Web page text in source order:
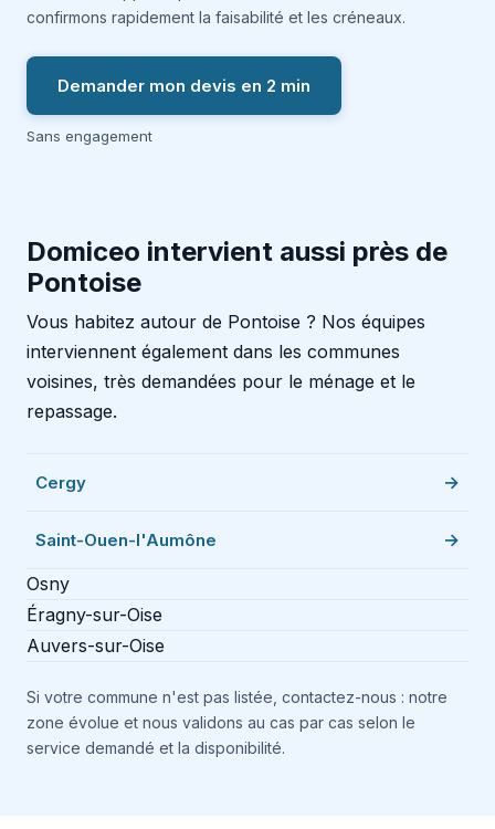
confirmons rapidement la faisabilité et les créneaux.
Demander mon devis en 2 min
Sans engagement
Domiceo intervient aussi près de
Pontoise
Vous habitez autour de Pontoise ? Nos équipes
interviennent également dans les communes
voisines, très demandées pour le ménage et le
repassage.
Cergy
Saint-Ouen-l'Aumône
Osny
Éragny-sur-Oise
Auvers-sur-Oise
Si votre commune n'est pas listée, contactez-nous : notre
zone évolue et nous validons au cas par cas selon le
service demandé et la disponibilité.